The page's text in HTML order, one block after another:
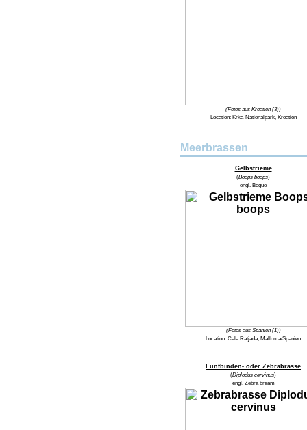
(Fotos aus Kroatien (3))
Location: Krka-Nationalpark, Kroatien
Meerbrassen
Gelbstrieme
(Boops boops)
engl. Bogue
(Fotos aus Spanien (1))
Location: Cala Ratjada, Mallorca/Spanien
Fünfbinden- oder Zebrabrasse
(Diplodus cervinus)
engl. Zebra bream